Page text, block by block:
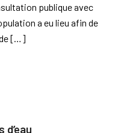
publique avec
a eu lieu afin de
de […]